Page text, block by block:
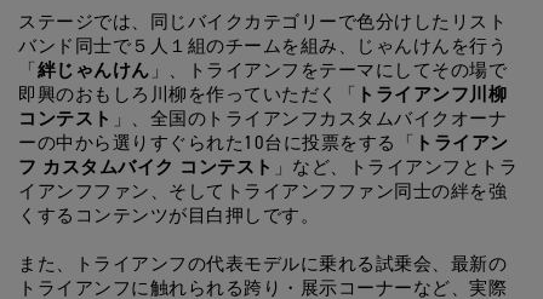
ステージでは、同じバイクカテゴリーで色分けしたリスト
バンド同士で５人１組のチームを組み、じゃんけんを行う
「 絆じゃんけん 」、トライアンフをテーマにしてその場で
即興のおもしろ川柳を作っていただく「
トライアンフ川柳
コンテスト 」、全国のトライアンフカスタムバイクオーナ
ーの中から選りすぐられた10台に投票をする「
トライアン
フ カスタムバイク コンテスト 」など、トライアンフとトラ
イアンフファン、そしてトライアンフファン同士の絆を強
くするコンテンツが目白押しです。
また、トライアンフの代表モデルに乗れる試乗会、最新の
トライアンフに触れられる跨り・展示コーナーなど、実際